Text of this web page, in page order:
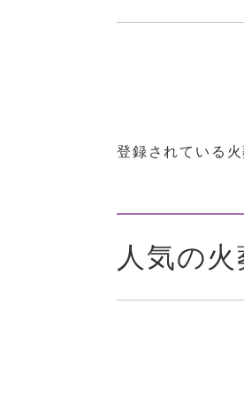
登録されている
人気の火